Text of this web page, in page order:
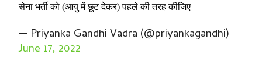
सेना भर्ती को (आयु में छूट देकर) पहले की तरह कीजिए
— Priyanka Gandhi Vadra (@priyankagandhi)
June 17, 2022